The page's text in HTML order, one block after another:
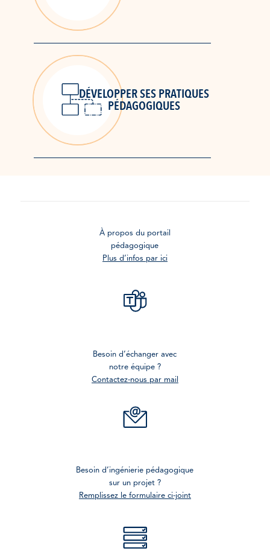
DÉVELOPPER SES PRATIQUES
PÉDAGOGIQUES
À propos du portail
pédagogique
Plus d’infos par ici
Besoin d’échanger avec
notre équipe ?
Contactez-nous par mail
Besoin d’ingénierie pédagogique
sur un projet ?
Remplissez le formulaire ci-joint